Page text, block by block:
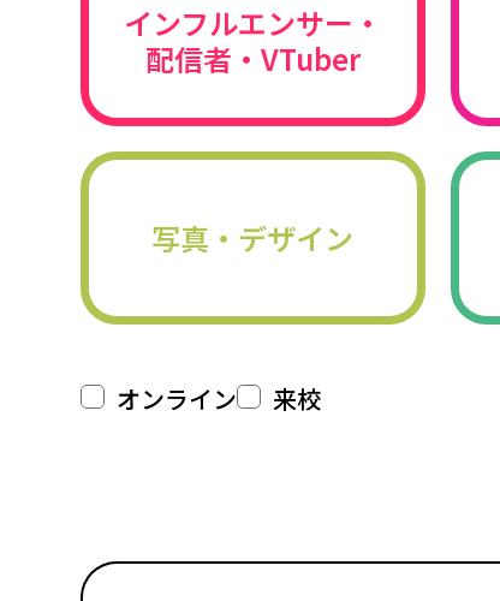
インフルエンサー・
配信者・VTuber
写真・デザイン
オンライン 来校